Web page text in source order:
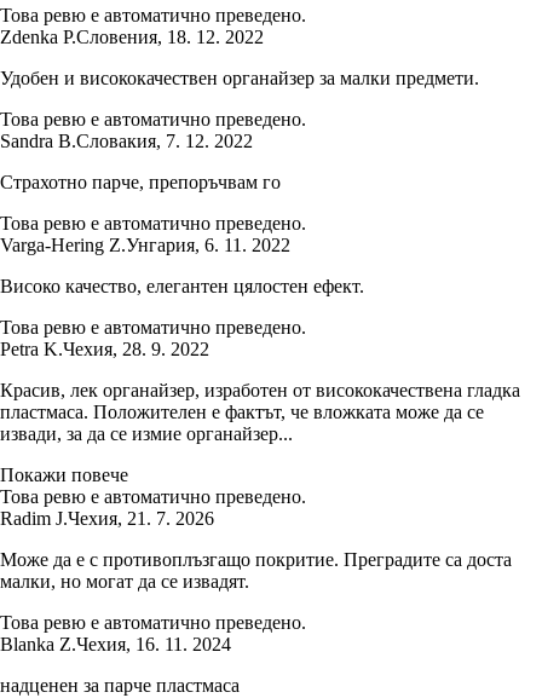
Това ревю е автоматично преведено.
Zdenka P.Словения, 18. 12. 2022
Удобен и висококачествен органайзер за малки предмети.
Това ревю е автоматично преведено.
Sandra B.Словакия, 7. 12. 2022
Страхотно парче, препоръчвам го
Това ревю е автоматично преведено.
Varga-Hering Z.Унгария, 6. 11. 2022
Високо качество, елегантен цялостен ефект.
Това ревю е автоматично преведено.
Petra K.Чехия, 28. 9. 2022
Красив, лек органайзер, изработен от висококачествена гладка
пластмаса. Положителен е фактът, че вложката може да се
извади, за да се измие органайзер...
Покажи повече
Това ревю е автоматично преведено.
Radim J.Чехия, 21. 7. 2026
Може да е с противоплъзгащо покритие. Преградите са доста
малки, но могат да се извадят.
Това ревю е автоматично преведено.
Blanka Z.Чехия, 16. 11. 2024
надценен за парче пластмаса